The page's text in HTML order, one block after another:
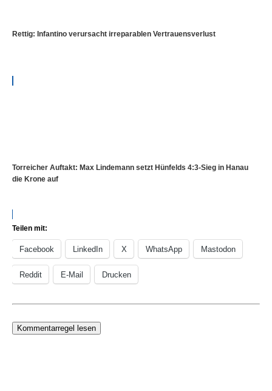
Rettig: Infantino verursacht irreparablen Vertrauensverlust
Torreicher Auftakt: Max Lindemann setzt Hünfelds 4:3-Sieg in Hanau
die Krone auf
Teilen mit:
Facebook LinkedIn X WhatsApp Mastodon
Reddit E-Mail Drucken
Kommentarregel lesen